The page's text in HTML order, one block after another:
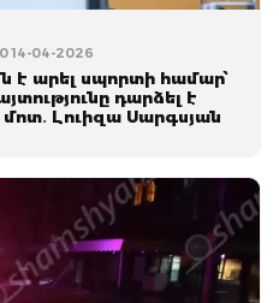
14-04-2026
է արել սպորտի համար՝
դարձել է
Լուիզա Սարգսյան